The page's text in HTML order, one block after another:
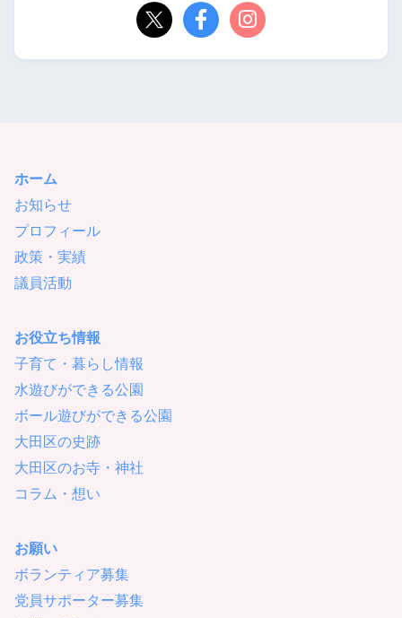
ホーム
お知らせ
プロフィール
政策・実績
議員活動
お役立ち情報
子育て・暮らし情報
水遊びができる公園
ボール遊びができる公園
大田区の史跡
大田区のお寺・神社
コラム・想い
お願い
ボランティア募集
党員サポーター募集